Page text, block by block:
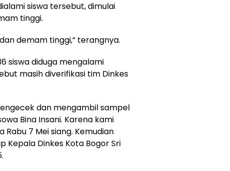
siswa tersebut, dimulai
tinggi.
demam tinggi,” terangnya.
siswa diduga mengalami
masih diverifikasi tim Dinkes
dan mengambil sampel
Bina Insani. Karena kami
7 Mei siang. Kemudian
Kepala Dinkes Kota Bogor Sri